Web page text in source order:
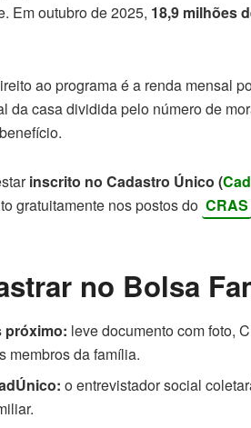
Em outubro de 2025, 18,9 milhões
ao programa é a renda mensal
da casa dividida pelo número de
inscrito no Cadastro Único (
gratuitamente nos postos do CRAS
no Bolsa
próximo: leve documento com foto,
membros da família.
o entrevistador social